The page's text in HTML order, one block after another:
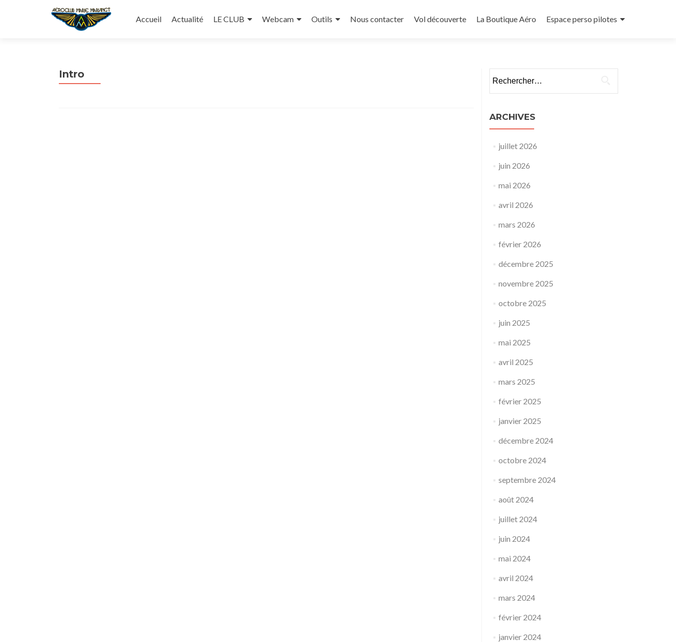
au
Accueil Actualité LE CLUB Webcam Outils Nous contacter Vol découverte La Boutique Aéro Espace perso pilotes
Intro
ARCHIVES
juillet 2026
juin 2026
mai 2026
avril 2026
mars 2026
février 2026
décembre 2025
novembre 2025
octobre 2025
juin 2025
mai 2025
avril 2025
mars 2025
février 2025
janvier 2025
décembre 2024
octobre 2024
septembre 2024
août 2024
juillet 2024
juin 2024
mai 2024
avril 2024
mars 2024
février 2024
janvier 2024